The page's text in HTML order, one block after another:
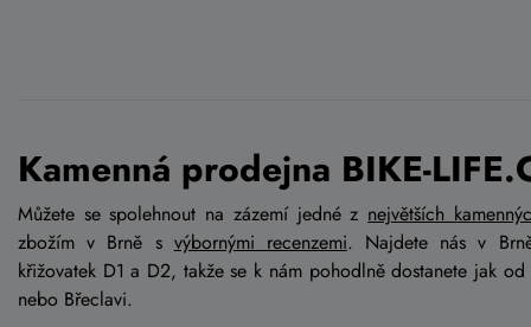
Kamenná prodejna BIKE-
Můžete se spolehnout na zázemí jedné z největších
zbožím v Brně s výbornými recenzemi. Najdete nás v
křižovatek D1 a D2, takže se k nám pohodlně dostanete jak
nebo Břeclavi.